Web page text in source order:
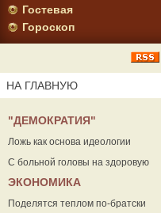
Гостевая
Гороскоп
НА ГЛАВНУЮ
"ДЕМОКРАТИЯ"
Ложь как основа идеологии
С больной головы на здоровую
ЭКОНОМИКА
Поделятся теплом по-братски